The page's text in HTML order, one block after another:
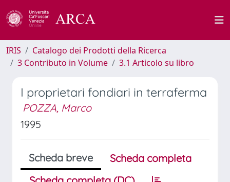
IRIS
Catalogo dei Prodotti della Ricerca
3 Contributo in Volume
3.1 Articolo su libro
I proprietari fondiari in terraferma
POZZA, Marco
1995
Scheda breve
Scheda completa